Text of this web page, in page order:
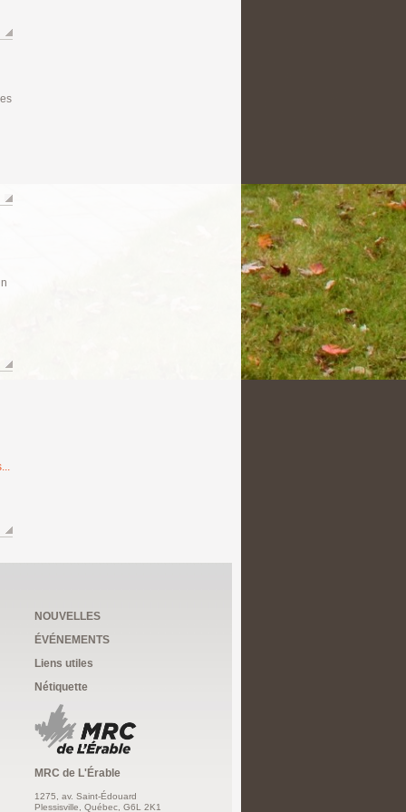
NOUVELLES
ÉVÉNEMENTS
Liens utiles
Nétiquette
MRC de L'Érable
1275, av. Saint-Édouard
Plessisville, Québec, G6L 2K1